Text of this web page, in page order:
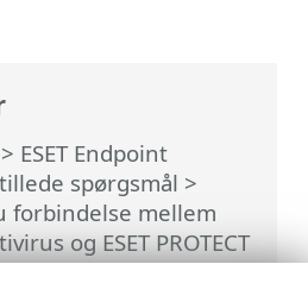
> ESET Endpoint
spørgsmål >
forbindelse mellem
og ESET PROTECT
anvender du en